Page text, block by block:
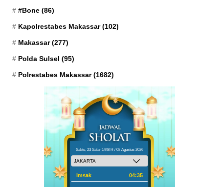
#Bone (86)
Kapolrestabes Makassar(102)
Makassar(277)
Polda Sulsel (95)
Polrestabes Makassar(1682)
Sabtu, 23 Safar 1448 H / 08 Agustus 2026
Imsak 04:35